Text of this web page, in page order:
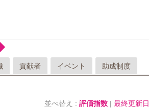
貢献者 イベント 助成制度
並べ替え : 評価指数 | 最終更新日